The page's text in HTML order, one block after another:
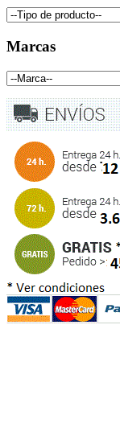
Marcas